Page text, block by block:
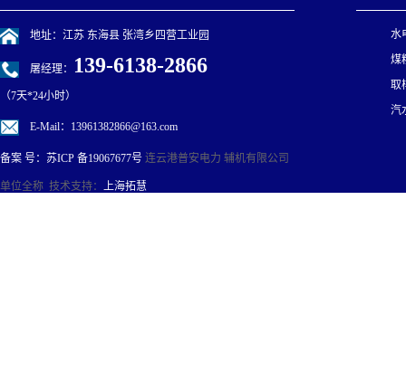
地址：江苏 东海县 张湾乡四营工业园
屠经理： 139-6138-2866
（7天*24小时）
E-Mail：13961382866@163.com
备案 号： 苏ICP 备19067677号 连云港普安电力 辅机有限公司
单位全称 技术支持：
上海拓慧
水
煤
取
汽